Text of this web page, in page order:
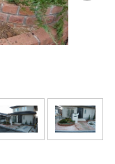
会社紹介